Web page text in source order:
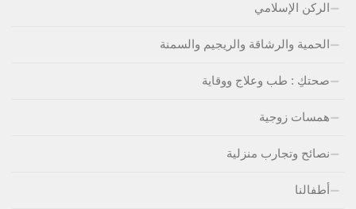
الركن الإسلامي
الحمية والرشاقة والريجيم والسمنة
صحتكِ : طب وعلاج ووقاية
همسات زوجية
نصائح وتجارب منزلية
أطفالنا